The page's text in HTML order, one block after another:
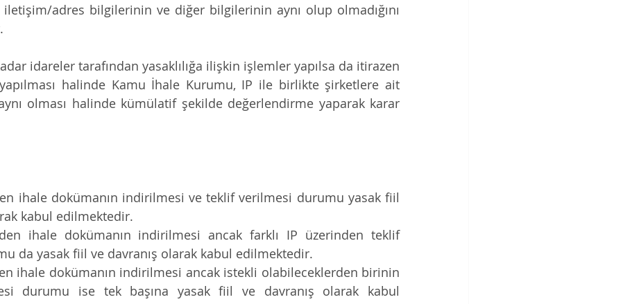
adres bilgilerinin ve diğer bilgilerinin aynı olup olmadığını
idareler tarafından yasaklılığa ilişkin işlemler yapılsa da itirazen
halinde Kamu İhale Kurumu, IP ile birlikte şirketlere ait
olması halinde kümülatif şekilde değerlendirme yaparak karar
ihale dokümanın indirilmesi ve teklif verilmesi durumu yasak fiil
kabul edilmektedir.
ihale dokümanın indirilmesi ancak farklı IP üzerinden teklif
da yasak fiil ve davranış olarak kabul edilmektedir.
ihale dokümanın indirilmesi ancak istekli olabileceklerden birinin
durumu ise tek başına yasak fiil ve davranış olarak kabul